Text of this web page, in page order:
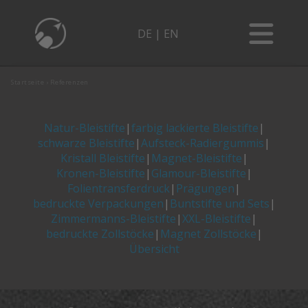
DE | EN
ANFAHRT
BLOG
Mehr als ein Schreibgerät
Malbuch für Erwachsene
Buntstifte für Kleinkinder
NACHHALTIGKEIT
SOZIALES ENGAGEMENT
KLIMABEITRAG
Werkstoff Holz
REFERENZEN
KATALOG
GRATIS GRAFIK-SERVICE
KONTAKT
Mehr als ein Schreibgerät
Malbuch für Erwachsene
Buntstifte für Kleinkinder
Bleistift Weisheiten
Die Geschichte hinter Meterstab und Zollstock
KLIMABEITRAG
Werkstoff Holz
KATALOG
GRATIS GRAFIK-SERVICE
Natur-Bleistifte |farbig lackierte Bleistifte |
schwarze Bleistifte |Aufsteck-Radiergummis |
Kristall Bleistifte | Magnet-Bleistifte |
Kronen-Bleistifte | Glamour-Bleistifte |
Folientransferdruck | Prägungen |
bedruckte Verpackungen | Buntstifte und Sets |
Zimmermanns-Bleistifte |XXL-Bleistifte |
bedruckte Zollstöcke | Magnet Zollstöcke |
Übersicht